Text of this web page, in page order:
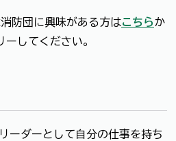
防団に興味がある方はこちらか
ーしてください。
ーダーとして自分の仕事を持ち